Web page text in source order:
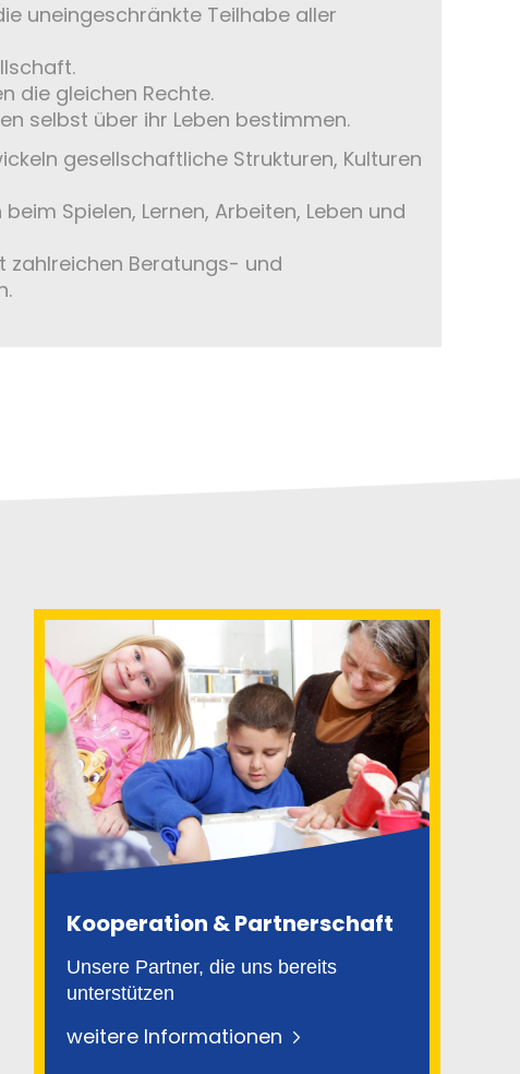
uneingeschränkte Teilhabe aller
die gleichen Rechte.
selbst über ihr Leben bestimmen.
gesellschaftliche Strukturen, Kulturen
Spielen, Lernen, Arbeiten, Leben und
zahlreichen Beratungs- und
Kooperation & Partnerschaft
Unsere Partner, die uns bereits
unterstützen
weitere Informationen